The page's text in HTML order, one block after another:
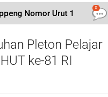
Nomor Urut 1
0
Pleton Pelajar
ke-81 RI